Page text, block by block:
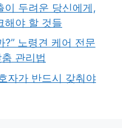
이 두려운 당신에게,
해야 할 것들
?” 노령견 케어 전문
관리법
자가 반드시 갖춰야